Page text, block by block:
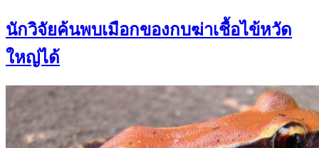
นักวิจัยค้นพบเมือกของกบฆ่าเชื้อไข้หวัด
ใหญ่ได้